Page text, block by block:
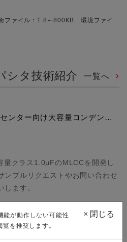
が動作しない可能性
を推奨します。
× 閉じる
ァイル：1.8～800KB 環境ファイ
シタ技術紹介 一覧へ
ンター向け大容量コンデン…
クラス1.0μFのMLCCを開発し
ンプルリクエストやお問い合わせ
ます。
発者×漆塗りの匠